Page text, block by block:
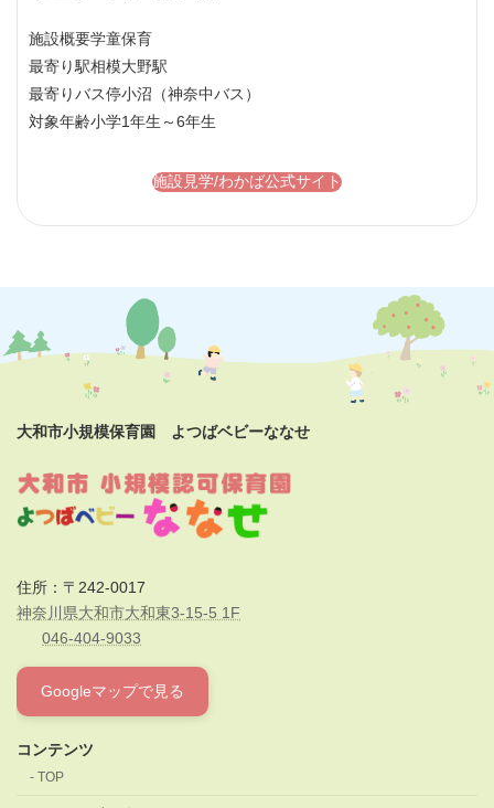
施設概要学童保育
最寄り駅相模大野駅
最寄りバス停小沼（神奈中バス）
対象年齢小学1年生～6年生
施設見学/わかば公式サイト
大和市小規模保育園 よつばベビーななせ
住所：〒242-0017
神奈川県大和市大和東3-15-5 1F
046-404-9033
Googleマップで見る
コンテンツ
TOP